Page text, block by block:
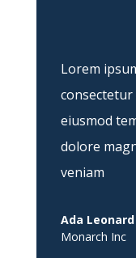
Lorem
consectetur
eiusmod
dolore
veniam
Ada Leonard
Monarch Inc